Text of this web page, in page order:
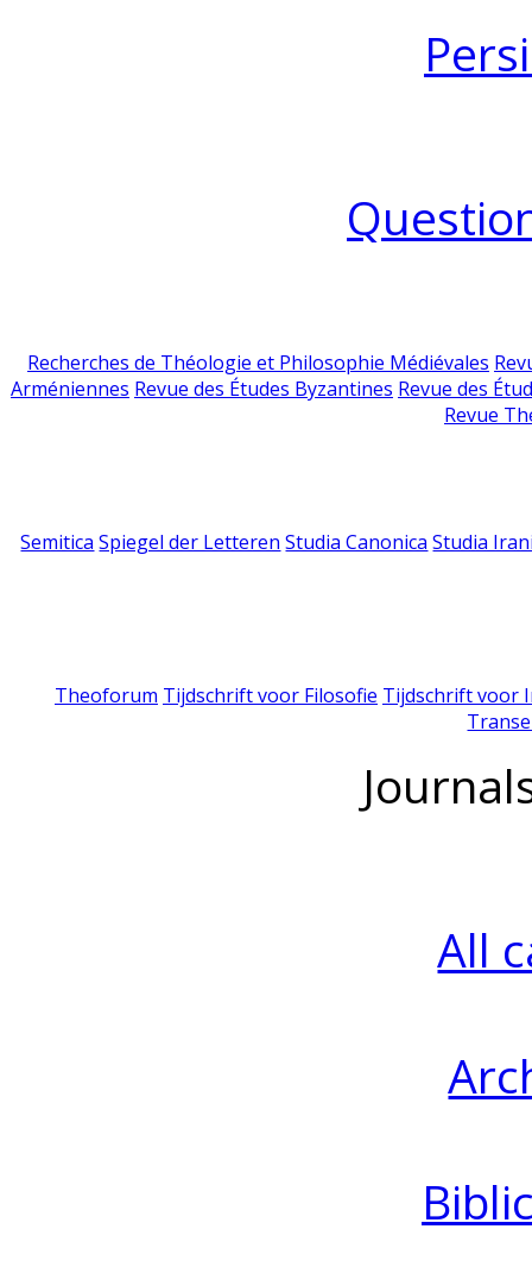
Recherches de Théologie et Philosophie Médiévales
Arméniennes Revue des Études Byzantines Revue des
Revue
Semitica Spiegel der Letteren Studia Canonica Studia
Theoforum Tijdschrift voor Filosofie Tijdschrift voor
All